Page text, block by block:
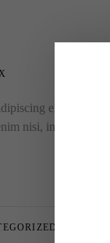
elit. Sed
nisi, in ultricies